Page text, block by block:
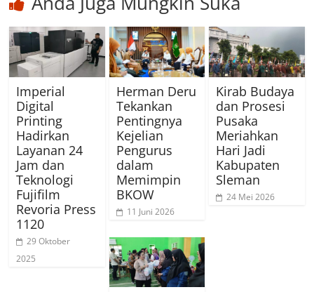
Imperial
Digital
Printing
Hadirkan
Layanan 24
Jam dan
Teknologi
Fujifilm
Revoria Press
1120
29 Oktober
2025
Herman Deru
Tekankan
Pentingnya
Kejelian
Pengurus
dalam
Memimpin
BKOW
11 Juni 2026
Kirab Budaya
dan Prosesi
Pusaka
Meriahkan
Hari Jadi
Kabupaten
Sleman
24 Mei 2026